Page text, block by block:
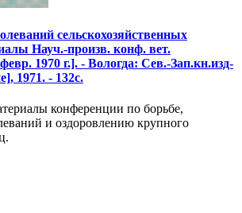
сельскохозяйственных
Науч.-произв. конф. вет.
1970 г.]. - Вологда: Сев.-Зап.кн.изд-
1971. - 132с.
конференции по борьбе,
и оздоровлению крупного